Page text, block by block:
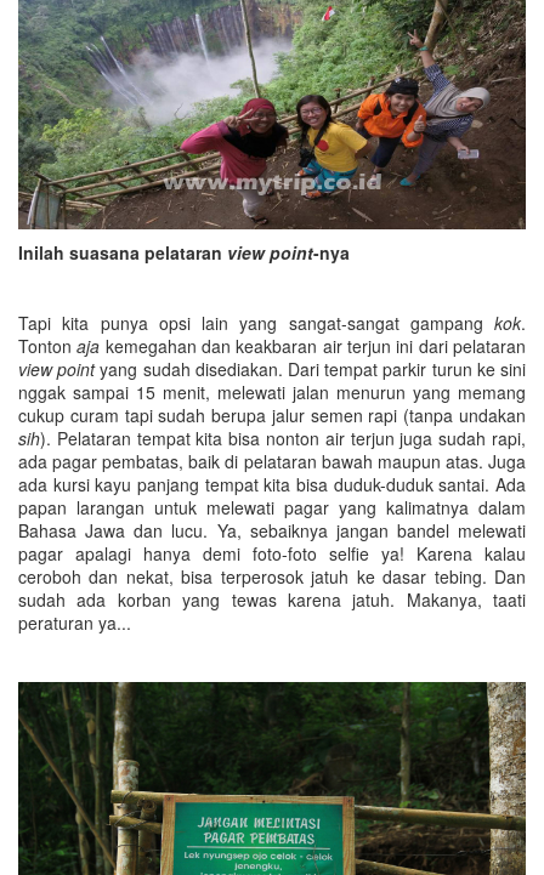
Inilah suasana pelataran view point-nya
Tapi kita punya opsi lain yang sangat-sangat gampang kok.
Tontonaja kemegahan dan keakbaran air terjun ini dari pelataran
view pointyang sudah disediakan. Dari tempat parkir turun ke sini
nggak sampai 15 menit, melewati jalan menurun yang memang
cukup curam tapi sudah berupa jalur semen rapi (tanpa undakan
sih). Pelataran tempat kita bisa nonton air terjun juga sudah rapi,
ada pagar pembatas, baik di pelataran bawah maupun atas. Juga
ada kursi kayu panjang tempat kita bisa duduk-duduk santai. Ada
papan larangan untuk melewati pagar yang kalimatnya dalam
Bahasa Jawa dan lucu. Ya, sebaiknya jangan bandel melewati
pagar apalagi hanya demi foto-foto selfie ya! Karena kalau
ceroboh dan nekat, bisa terperosok jatuh ke dasar tebing. Dan
sudah ada korban yang tewas karena jatuh. Makanya, taati
peraturan ya...